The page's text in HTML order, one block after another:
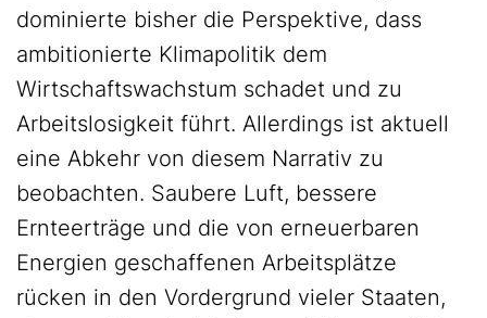
dominierte bisher die Perspektive, dass
ambitionierte Klimapolitik dem
Wirtschaftswachstum schadet und zu
Arbeitslosigkeit führt. Allerdings ist aktuell
eine Abkehr von diesem Narrativ zu
beobachten. Saubere Luft, bessere
Ernteerträge und die von erneuerbaren
Energien geschaffenen Arbeitsplätze
rücken in den Vordergrund vieler Staaten,